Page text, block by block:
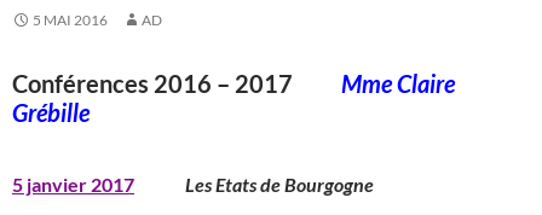
5 MAI 2016 AD
Conférences 2016 – 2017 Mme Claire
Grébille
5 janvier 2017
Les Etats de Bourgogne